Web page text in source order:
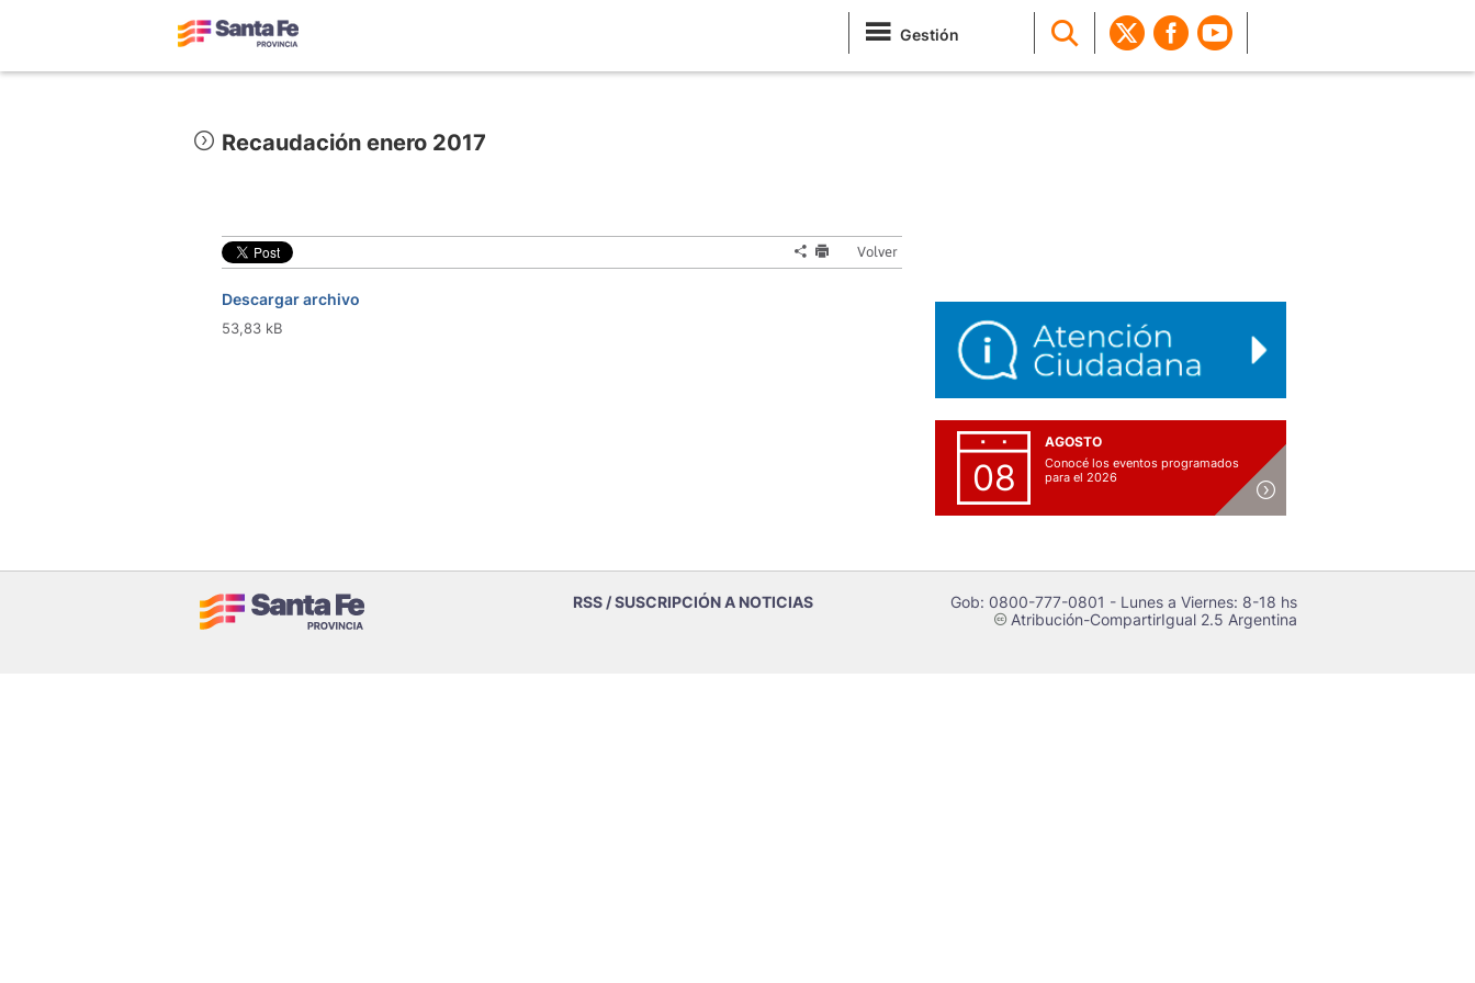
Gestión
Recaudación enero 2017
Volver
Descargar archivo
53,83 kB
08
AGOSTO
Conocé los eventos programados
para el 2026
RSS / SUSCRIPCIÓN A NOTICIAS Gob: 0800-777-0801 - Lunes a Viernes: 8-18 hs
cAtribución-CompartirIgual 2.5 Argentina